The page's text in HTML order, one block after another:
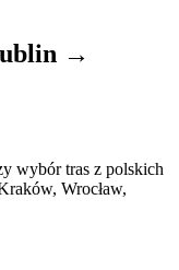
→
wybór tras z polskich
Wrocław,